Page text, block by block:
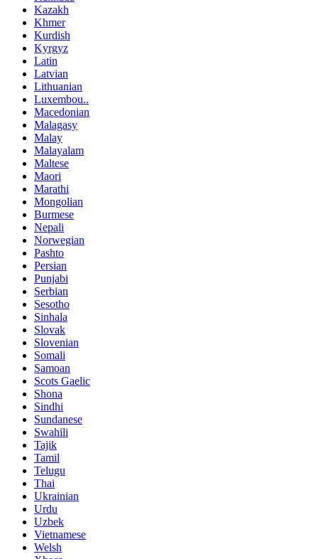
Kazakh
Khmer
Kurdish
Kyrgyz
Latin
Latvian
Lithuanian
Luxembou..
Macedonian
Malagasy
Malay
Malayalam
Maltese
Maori
Marathi
Mongolian
Burmese
Nepali
Norwegian
Pashto
Persian
Punjabi
Serbian
Sesotho
Sinhala
Slovak
Slovenian
Somali
Samoan
Scots Gaelic
Shona
Sindhi
Sundanese
Swahili
Tajik
Tamil
Telugu
Thai
Ukrainian
Urdu
Uzbek
Vietnamese
Welsh